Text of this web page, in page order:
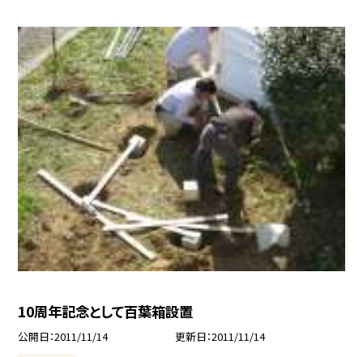
10周年記念として百葉箱設置
公開日 2011/11/14 更新日 2011/11/14